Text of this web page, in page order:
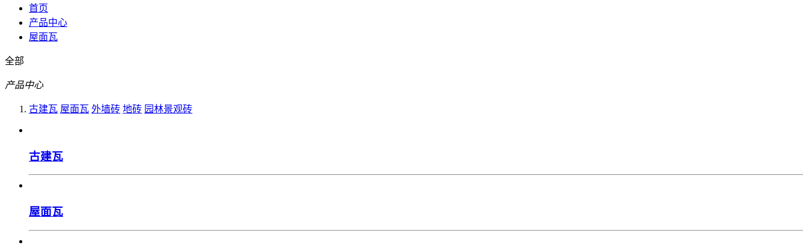
首页
产品中心
屋面瓦
全部
产品中心
古建瓦 屋面瓦 外墙砖 地砖 园林景观砖
古建瓦
屋面瓦